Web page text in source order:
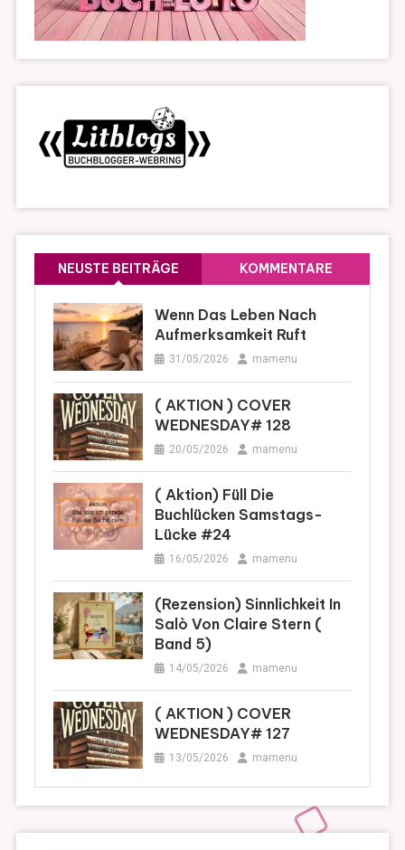
NEUSTE BEITRÄGE KOMMENTARE
Wenn Das Leben Nach
Aufmerksamkeit Ruft
31/05/2026 mamenu
( AKTION ) COVER
WEDNESDAY# 128
20/05/2026 mamenu
( Aktion) Füll Die
Buchlücken Samstags-
Lücke #24
16/05/2026 mamenu
(Rezension) Sinnlichkeit In
Salò Von Claire Stern (
Band 5)
14/05/2026 mamenu
( AKTION ) COVER
WEDNESDAY# 127
13/05/2026 mamenu